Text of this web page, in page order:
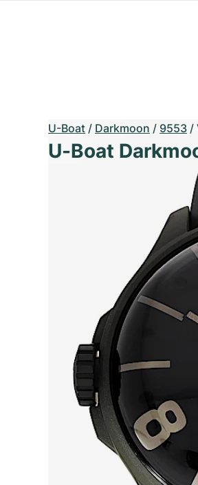
U-Boat / Darkmoon / 9553 /
U-Boat